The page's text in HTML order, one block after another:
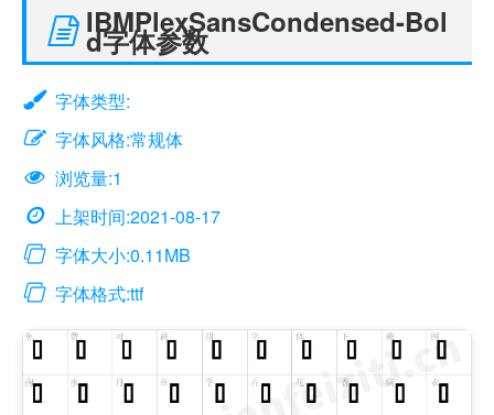
IBMPlexSansCondensed-Bol
d字体参数
字体类型:
字体风格:常规体
浏览量:1
上架时间:2021-08-17
字体大小:0.11MB
字体格式:ttf